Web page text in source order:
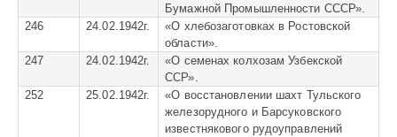
Бумажной Промышленности СССР».
246
24.02.1942г. «О хлебозаготовках в Ростовской
области».
247
24.02.1942г. «О семенах колхозам Узбекской
ССР».
252
25.02.1942г. «О восстановлении шахт Тульского
железорудного и Барсуковского
известнякового рудоуправлений